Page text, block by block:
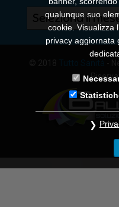
Archivi
qualunque suo
cookie. Visualizza
privacy aggiornata